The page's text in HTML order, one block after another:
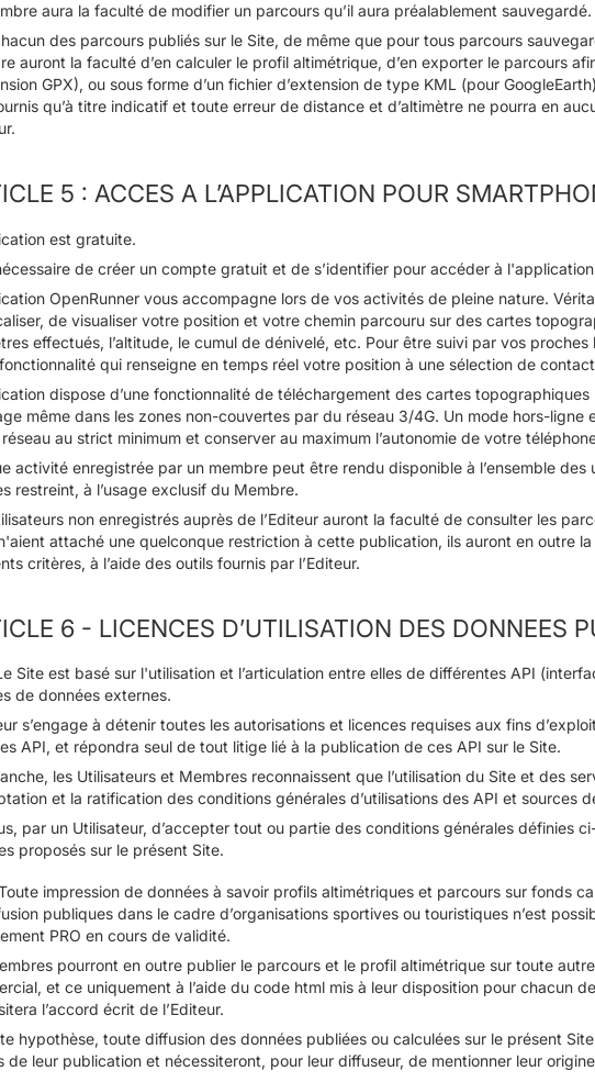
aura la faculté de modifier un parcours qu’il aura préalablement sauvegardé.
des parcours publiés sur le Site, de même que pour tous parcours
auront la faculté d’en calculer le profil altimétrique, d’en exporter le parcours
GPX), ou sous forme d’un fichier d’extension de type KML (pour
qu’à titre indicatif et toute erreur de distance et d’altimètre ne pourra en
5 : ACCES A L’APPLICATION POUR
est gratuite.
de créer un compte gratuit et de s’identifier pour accéder à
OpenRunner vous accompagne lors de vos activités de pleine nature.
de visualiser votre position et votre chemin parcouru sur des cartes
effectués, l’altitude, le cumul de dénivelé, etc. Pour être suivi par vos
fonctionnalité qui renseigne en temps réel votre position à une sélection de
dispose d’une fonctionnalité de téléchargement des cartes
même dans les zones non-couvertes par du réseau 3/4G. Un mode hors-ligne
au strict minimum et conserver au maximum l’autonomie de votre
activité enregistrée par un membre peut être rendu disponible à l’ensemble
restreint, à l’usage exclusif du Membre.
non enregistrés auprès de l’Editeur auront la faculté de consulter les
attaché une quelconque restriction à cette publication, ils auront en outre
critères, à l’aide des outils fournis par l’Editeur.
6 - LICENCES D’UTILISATION DES DONNEES
Site est basé sur l'utilisation et l’articulation entre elles de différentes API
de données externes.
s’engage à détenir toutes les autorisations et licences requises aux fins
API, et répondra seul de tout litige lié à la publication de ces API sur le Site.
les Utilisateurs et Membres reconnaissent que l’utilisation du Site et des
et la ratification des conditions générales d’utilisations des API et sources
par un Utilisateur, d’accepter tout ou partie des conditions générales définies
proposés sur le présent Site.
impression de données à savoir profils altimétriques et parcours sur fonds
publiques dans le cadre d’organisations sportives ou touristiques n’est
PRO en cours de validité.
pourront en outre publier le parcours et le profil altimétrique sur toute
et ce uniquement à l’aide du code html mis à leur disposition pour chacun
l’accord écrit de l’Editeur.
hypothèse, toute diffusion des données publiées ou calculées sur le présent
de leur publication et nécessiteront, pour leur diffuseur, de mentionner leur